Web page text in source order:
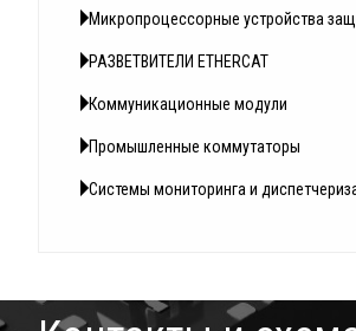
Микропроцессорные устройства
РАЗВЕТВИТЕЛИ ETHERCAT
Коммуникационные модули
Промышленные коммутаторы
Системы мониторинга и